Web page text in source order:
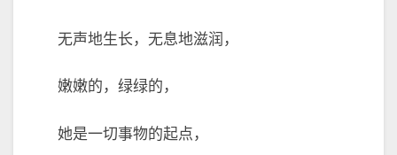
秋
无声地生长，无息地滋润，
嫩嫩的，绿绿的，
她是一切事物的起点，